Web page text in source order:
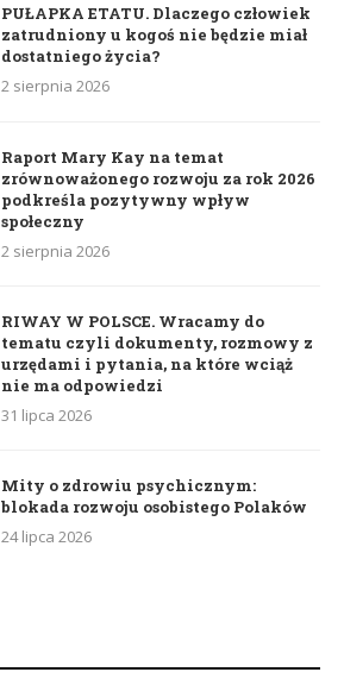
PUŁAPKA ETATU. Dlaczego człowiek
zatrudniony u kogoś nie będzie miał
dostatniego życia?
2 sierpnia 2026
Raport Mary Kay na temat
zrównoważonego rozwoju za rok 2026
podkreśla pozytywny wpływ
społeczny
2 sierpnia 2026
RIWAY W POLSCE. Wracamy do
tematu czyli dokumenty, rozmowy z
urzędami i pytania, na które wciąż
nie ma odpowiedzi
31 lipca 2026
Mity o zdrowiu psychicznym:
blokada rozwoju osobistego Polaków
24 lipca 2026